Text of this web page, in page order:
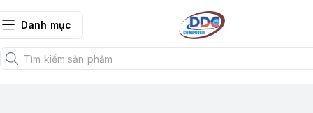
Danh mục